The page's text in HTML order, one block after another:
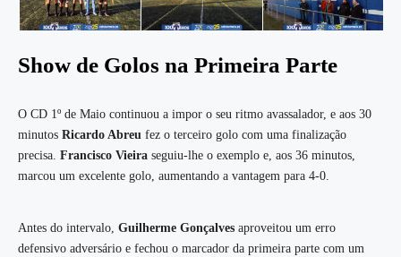
Show de Golos na Primeira Parte
O CD 1º de Maio continuou a impor o seu ritmo avassalador, e aos 30
minutos Ricardo Abreu fez o terceiro golo com uma finalização
precisa. Francisco Vieira seguiu-lhe o exemplo e, aos 36 minutos,
marcou um excelente golo, aumentando a vantagem para 4-0.
Antes do intervalo, Guilherme Gonçalves aproveitou um erro
defensivo adversário e fechou o marcador da primeira parte com um